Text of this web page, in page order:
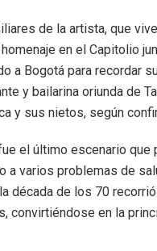
de la artista, que
en el Capitolio
a Bogotá para recordar
y bailarina oriunda de
y sus nietos, según
el último escenario
a varios problemas de
década de los 70
convirtiéndose en la